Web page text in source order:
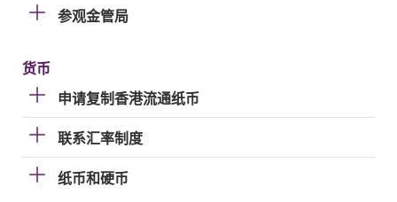
参观金管局
货币
申请复制香港流通纸币
联系汇率制度
纸币和硬币